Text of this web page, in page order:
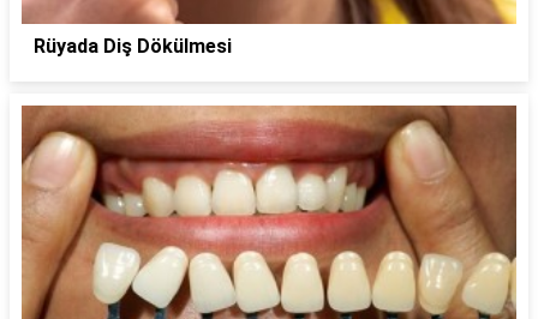
Rüyada Diş Dökülmesi